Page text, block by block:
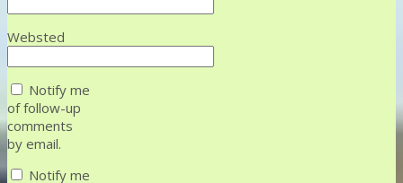
Websted
Notify me
of follow-up
comments
by email.
Notify me